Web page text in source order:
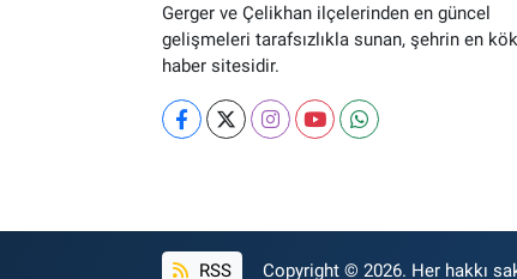
Gerger ve Çelikhan ilçelerinden en güncel
gelişmeleri tarafsızlıkla sunan, şehrin en
haber sitesidir.
RSS Copyright © 2026. Her hakkı